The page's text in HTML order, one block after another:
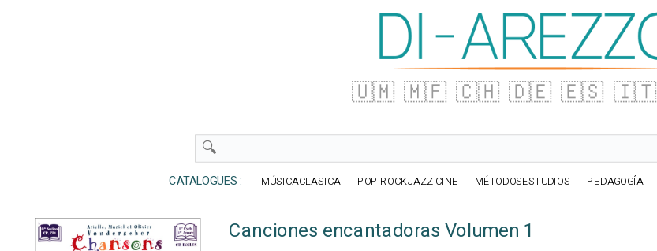
🇺🇲 🇲🇫 🇨🇭 🇩🇪 🇪🇸 🇮🇹
CATALOGUES : MÚSICACLASICA POP ROCKJAZZ CINE MÉTODOSESTUDIOS PEDAGOGÍA
Canciones encantadoras Volumen 1